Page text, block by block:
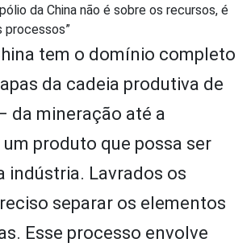
da China não é sobre os recursos, é
processos”
tem o domínio completo
da cadeia produtiva de
da mineração até a
produto que possa ser
indústria. Lavrados os
separar os elementos
Esse processo envolve